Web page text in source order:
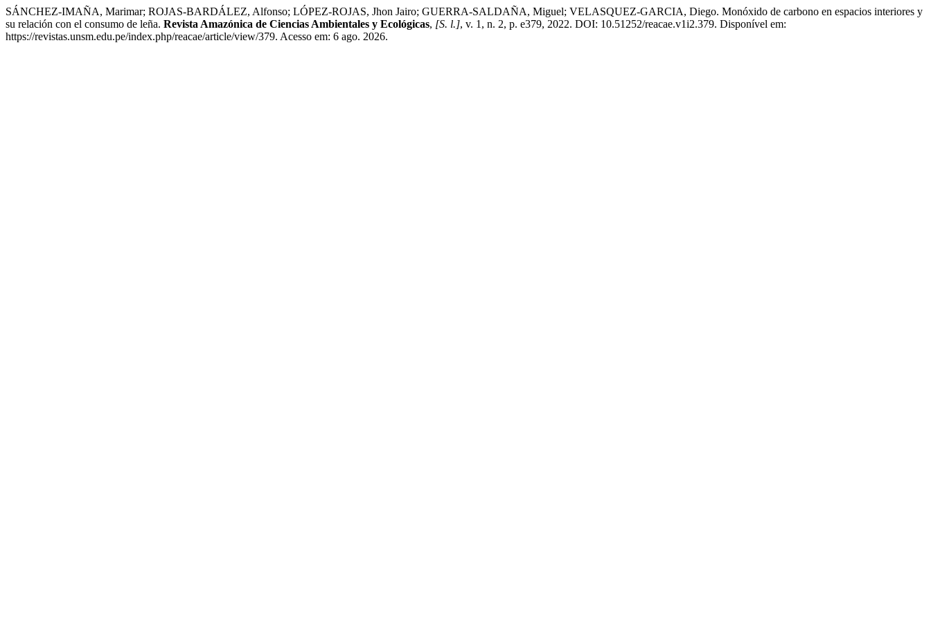
SÁNCHEZ-IMAÑA, Marimar; ROJAS-BARDÁLEZ, Alfonso; LÓPEZ-ROJAS, Jhon Jairo; GUERRA-SALDAÑA, Miguel; VELASQUEZ-GARCIA, Diego. Monóxido de carbono en espacios interiores y
su relación con el consumo de leña. Revista Amazónica de Ciencias Ambientales y Ecológicas, [S. l.], v. 1, n. 2, p. e379, 2022. DOI: 10.51252/reacae.v1i2.379. Disponível em:
https://revistas.unsm.edu.pe/index.php/reacae/article/view/379. Acesso em: 6 ago. 2026.